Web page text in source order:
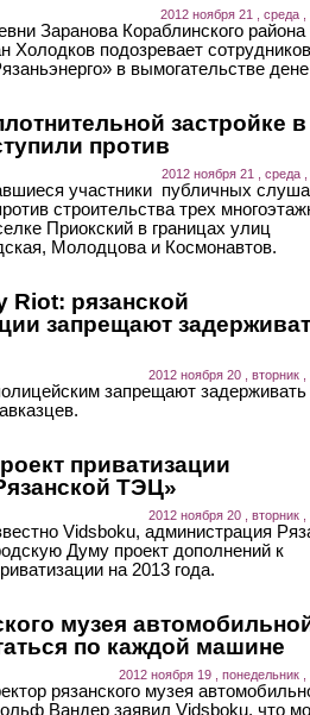
2012 ноября 21 , среда ,
Заранова Кораблинского района
Холодков подозревает сотрудников
в вымогательстве
застройке в
против
2012 ноября 21 , среда ,
участники публичных
строительства трех
Приокский в границах улиц
Молодцова и Космонавтов.
Riot: рязанской
запрещают
2012 ноября 20 , вторник ,
запрещают задерживать
приватизации
ТЭЦ»
2012 ноября 20 , вторник ,
Vidsboku, администрация
Думу проект дополнений к
на 2013 года.
музея
по каждой машине
2012 ноября 19 , понедельник ,
рязанского музея
Вандер заявил Vidsboku, что